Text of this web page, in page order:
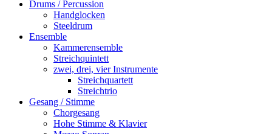
Drums / Percussion
Handglocken
Steeldrum
Ensemble
Kammerensemble
Streichquintett
zwei, drei, vier Instrumente
Streichquartett
Streichtrio
Gesang / Stimme
Chorgesang
Hohe Stimme & Klavier